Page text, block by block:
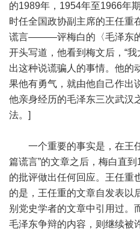
的1989年，1954年至1966年
时任全国政协副主席的王任重
谎言———评梅白的〈毛泽东
开头写道，他看到梅文后，“
出这种说谎骗人的事情。他的
果他有勇气，就由他自己作出
他亲身经历的毛泽东三次武汉
法。]
一个重要的事实是，在王任
篇谎言”的文章之后，梅白直
的批评做出任何回应。王任重
的是，王任重的文章自发表以
别党史学者的文章中引用过。
毛泽东争辩的内容，则继续被